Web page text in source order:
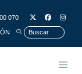
070